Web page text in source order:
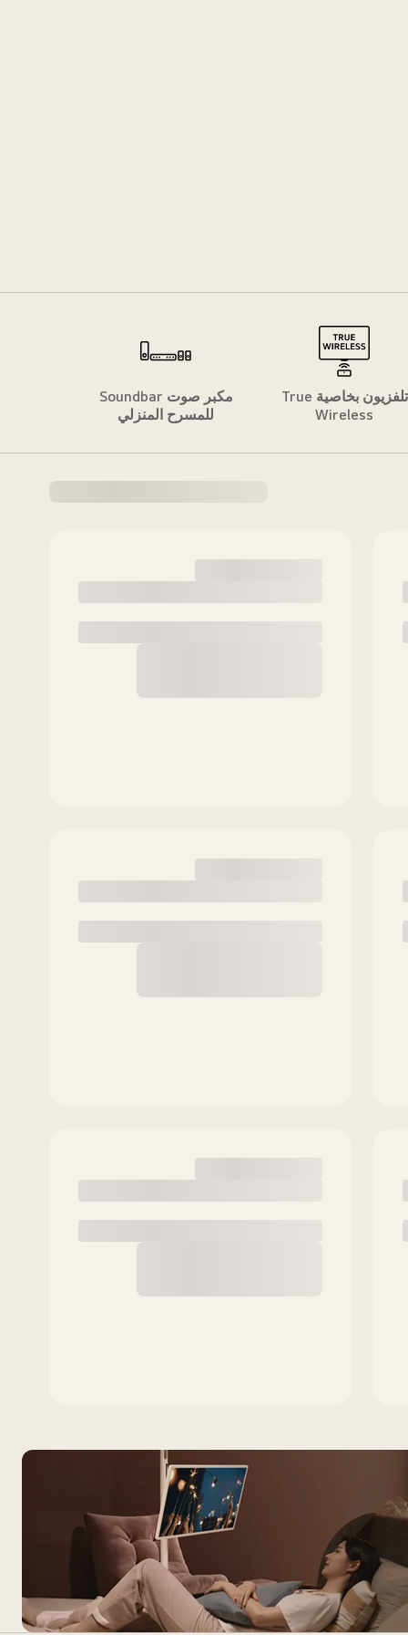
تلفزيون بخاصية True
Wireless
مكبر صوت Soundbar
للمسرح المنزلي